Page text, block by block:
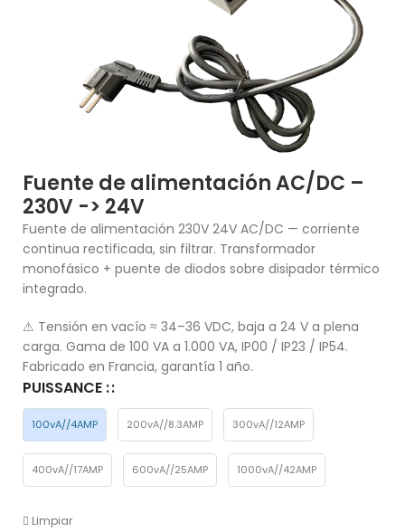
Fuente de alimentación AC/DC –
230V -> 24V
Fuente de alimentación 230V 24V AC/DC — corriente
continua rectificada, sin filtrar. Transformador
monofásico + puente de diodos sobre disipador térmico
integrado.
⚠ Tensión en vacío ≈ 34–36 VDC, baja a 24 V a plena
carga. Gama de 100 VA a 1.000 VA, IP00 / IP23 / IP54.
Fabricado en Francia, garantía 1 año.
PUISSANCE :
100vA//4AMP 200vA//8.3AMP 300vA//12AMP
400vA//17AMP 600vA//25AMP 1000vA//42AMP
Limpiar